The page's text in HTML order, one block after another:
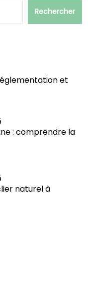
Rechercher
et
: comprendre la
naturel à